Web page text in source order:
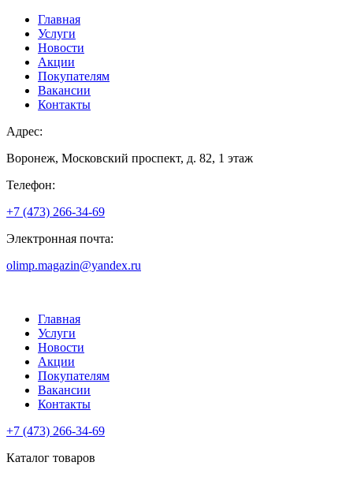
Главная
Услуги
Новости
Акции
Покупателям
Вакансии
Контакты
Адрес:
Воронеж, Московский проспект, д. 82, 1 этаж
Телефон:
+7 (473) 266-34-69
Электронная почта:
olimp.magazin@yandex.ru
Главная
Услуги
Новости
Акции
Покупателям
Вакансии
Контакты
+7 (473) 266-34-69
Каталог товаров